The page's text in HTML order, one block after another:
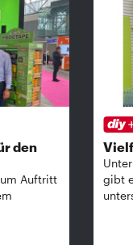
den
Auftritt
gibt